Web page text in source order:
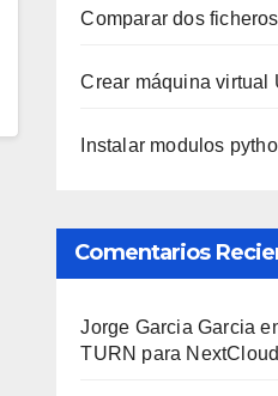
Comparar dos
Crear máquina virtual
Instalar modulos
Comentarios
Jorge Garcia Garcia
TURN para